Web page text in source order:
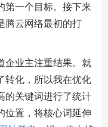
第一个目标。接下来
腾云网络最初的打
企业主注重结果。就
转化，所以我在优化
的关键词进行了统计
位置，将核心词延伸